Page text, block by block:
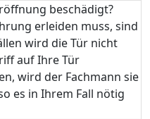
beschädigt?
erleiden muss, sind
wird die Tür nicht
auf Ihre Tür
wird der Fachmann sie
es in Ihrem Fall nötig